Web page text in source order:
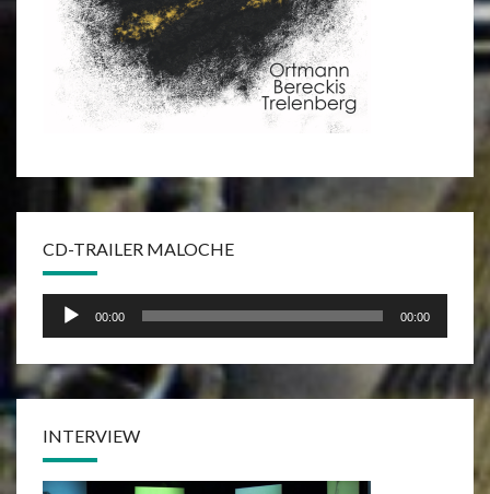
CD-TRAILER MALOCHE
Audio-
Player
00:00 00:00
INTERVIEW